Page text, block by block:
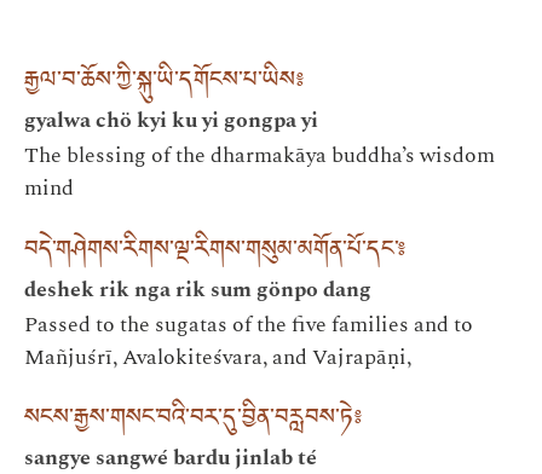
རྒྱལ་བ་ཆོས་ཀྱི་སྐུ་ཡི་དགོངས་པ་ཡིས༔
gyalwa chö kyi ku yi gongpa yi
The blessing of the dharmakāya buddha’s wisdom
mind
བདེ་གཤེགས་རིགས་ལྔ་རིགས་གསུམ་མགོན་པོ་དང་༔
deshek rik nga rik sum gönpo dang
Passed to the sugatas of the five families and to
Mañjuśrī, Avalokiteśvara, and Vajrapāṇi,
སངས་རྒྱས་གསང་བའི་བར་དུ་བྱིན་བརླབས་ཏེ༔
sangye sangwé bardu jinlab té